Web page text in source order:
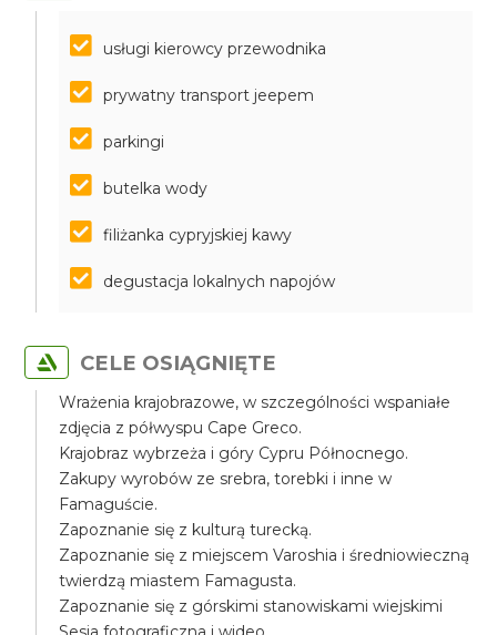
usługi kierowcy przewodnika
prywatny transport jeepem
parkingi
butelka wody
filiżanka cypryjskiej kawy
degustacja lokalnych napojów
CELE OSIĄGNIĘTE
Wrażenia krajobrazowe, w szczególności wspaniałe
zdjęcia z półwyspu Cape Greco.
Krajobraz wybrzeża i góry Cypru Północnego.
Zakupy wyrobów ze srebra, torebki i inne w
Famaguście.
Zapoznanie się z kulturą turecką.
Zapoznanie się z miejscem Varoshia i średniowieczną
twierdzą miastem Famagusta.
Zapoznanie się z górskimi stanowiskami wiejskimi